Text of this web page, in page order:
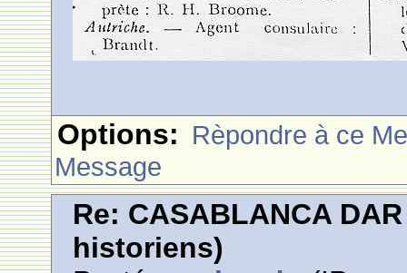
Options: Rèpondre à ce
Message
Re: CASABLANCA
historiens)